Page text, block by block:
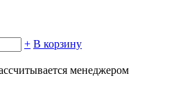
+ В корзину
менеджером